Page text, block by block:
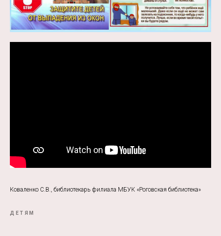
Коваленко С.В., библиотекарь филиала МБУК «Роговская библиотека»
ДЕТЯМ